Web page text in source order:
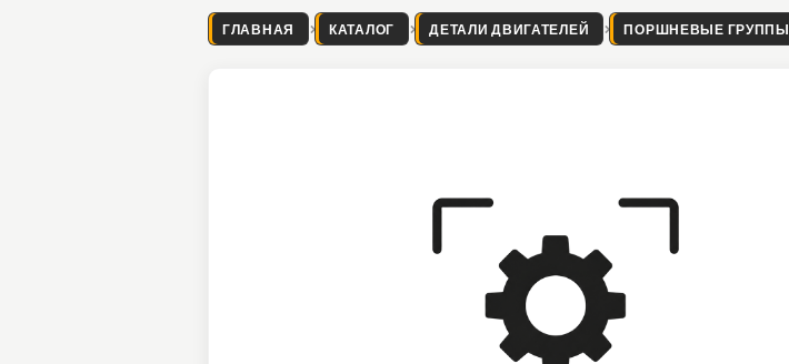
ГЛАВНАЯ КАТАЛОГ ДЕТАЛИ ДВИГАТЕЛЕЙ ПОРШНЕВЫЕ ГРУППЫ